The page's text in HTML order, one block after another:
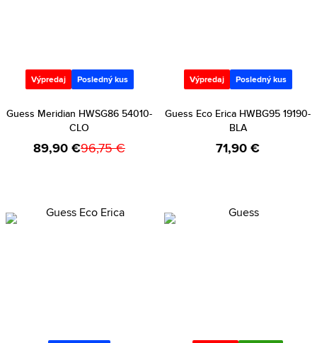
Výpredaj Posledný kus
Guess Meridian HWSG86 54010-
CLO
89,90 €96,75 €
Výpredaj Posledný kus
Guess Eco Erica HWBG95 19190-
BLA
71,90 €